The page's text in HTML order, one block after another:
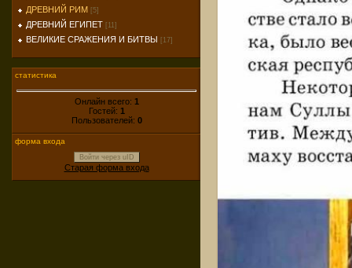
ДРЕВНИЙ РИМ [5]
ДРЕВНИЙ ЕГИПЕТ [11]
ВЕЛИКИЕ СРАЖЕНИЯ И БИТВЫ [17]
статистика
Онлайн всего: 1
Гостей: 1
Пользователей: 0
форма входа
Войти через uID
Старая форма входа